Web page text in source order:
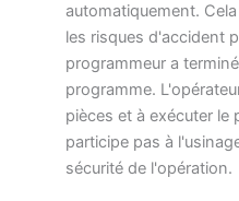
automatiquement.
les risques d'accident
programmeur a
programme.
pièces et à exécuter le
participe pas à
sécurité de l'opération.